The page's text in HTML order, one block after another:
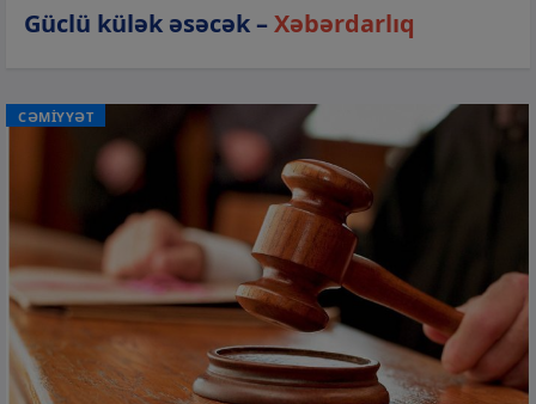
Güclü külək əsəcək –Xəbərdarlıq
CƏMİYYƏT